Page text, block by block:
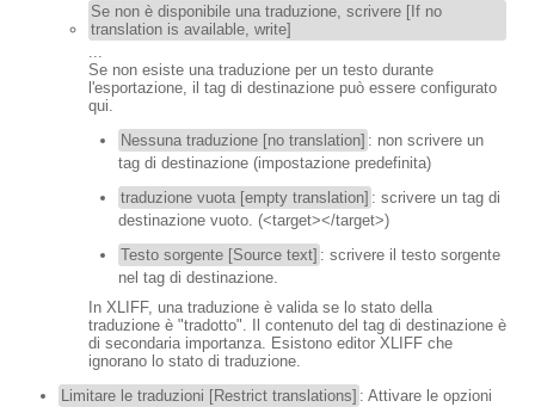
Se non è disponibile una traduzione, scrivere [If no
translation is available, write]
Se non esiste una traduzione per un testo durante
l'esportazione, il tag di destinazione può essere configurato
qui.
Nessuna traduzione [no translation] : non scrivere un
tag di destinazione (impostazione predefinita)
traduzione vuota [empty translation] : scrivere un tag di
destinazione vuoto. (<target></target>)
Testo sorgente [Source text] : scrivere il testo sorgente
nel tag di destinazione.
In XLIFF, una traduzione è valida se lo stato della
traduzione è "tradotto". Il contenuto del tag di destinazione è
di secondaria importanza. Esistono editor XLIFF che
ignorano lo stato di traduzione.
Limitare le traduzioni [Restrict translations] : Attivare le opzioni